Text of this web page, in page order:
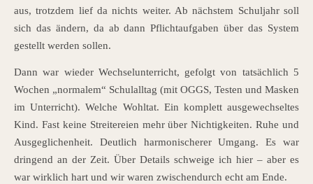
aus, trotzdem lief da nichts weiter. Ab nächstem Schuljahr soll
sich das ändern, da ab dann Pflichtaufgaben über das System
gestellt werden sollen.
Dann war wieder Wechselunterricht, gefolgt von tatsächlich 5
Wochen „normalem“ Schulalltag (mit OGGS, Testen und Masken
im Unterricht). Welche Wohltat. Ein komplett ausgewechseltes
Kind. Fast keine Streitereien mehr über Nichtigkeiten. Ruhe und
Ausgeglichenheit. Deutlich harmonischerer Umgang. Es war
dringend an der Zeit. Über Details schweige ich hier – aber es
war wirklich hart und wir waren zwischendurch echt am Ende.